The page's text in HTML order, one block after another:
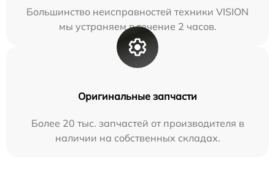
Большинство неисправностей техники VISION
мы устраняем в течение 2 часов.
Оригинальные запчасти
Более 20 тыс. запчастей от производителя в
наличии на собственных складах.